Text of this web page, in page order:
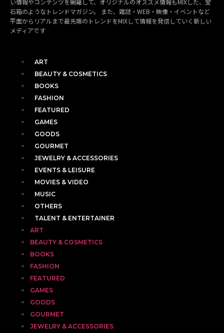
石箱のようなトレンドマガジン。 また、雑誌・WEB・映像・イベントなど
平面からリアルまで最先端のトレンドをMIXして情報を発信していく新しい
メディアです
ART
BEAUTY & COSMETICS
BOOKS
FASHION
FEATURED
GAMES
GOODS
GOURMET
JEWELRY & ACCESSORIES
EVENTS & LEISURE
MOVIES & VIDEO
MUSIC
OTHERS
TALENT & ENTERTAINER
ART
BEAUTY & COSMETICS
BOOKS
FASHION
FEATURED
GAMES
GOODS
GOURMET
JEWELRY & ACCESSORIES